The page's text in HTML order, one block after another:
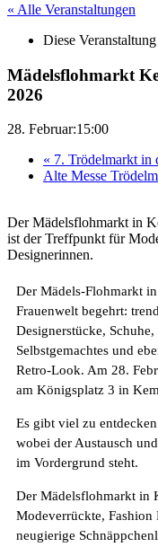
« Alle Veranstaltungen
Diese
Mädelsflohmarkt
2026
28. Februar:15:00
« 7. Trödelmarkt in
Alte Messe
Der Mädelsflohmarkt in
ist der Treffpunkt für
Designerinnen.
Der Mädels-Flohmarkt
Frauenwelt begehrt:
Designerstücke,
Selbstgemachtes und
Retro-Look. Am 28.
am Königsplatz 3 in
Es gibt viel zu
wobei der Austausch
im Vordergrund steht.
Der Mädelsflohmarkt in
Modeverrückte, Fashion
neugierige